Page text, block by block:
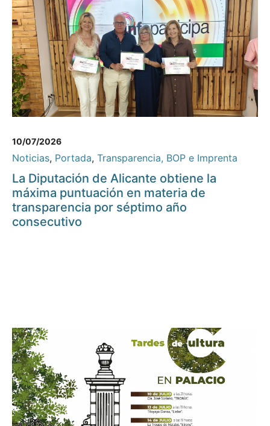
10/07/2026
Noticias, Portada, Transparencia, BOP e Imprenta
La Diputación de Alicante obtiene la
máxima puntuación en materia de
transparencia por séptimo año
consecutivo